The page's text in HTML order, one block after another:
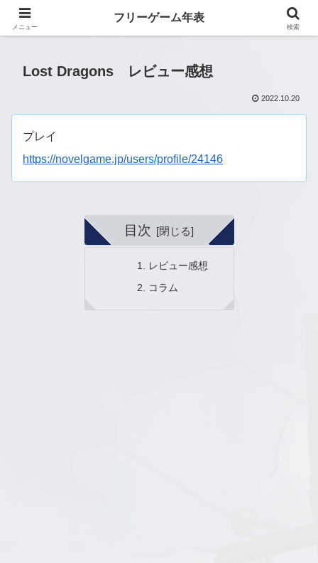
フリーゲーム年表
Lost Dragons レビュー感想
2022.10.20
プレイ
https://novelgame.jp/users/profile/24146
目次
レビュー感想
コラム
メニュー
フリーゲーム年表
検索